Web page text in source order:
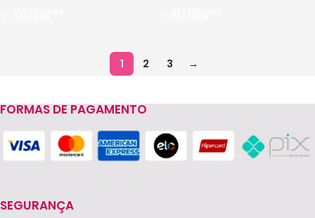
1 2 3 →
FORMAS DE PAGAMENTO
SEGURANÇA